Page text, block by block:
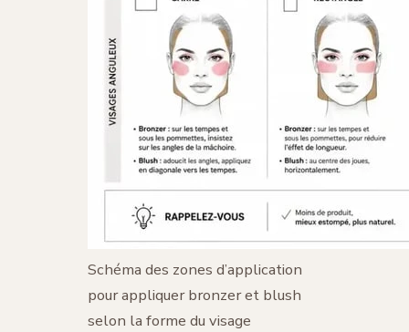
Schéma des zones d’application
pour appliquer bronzer et blush
selon la forme du visage